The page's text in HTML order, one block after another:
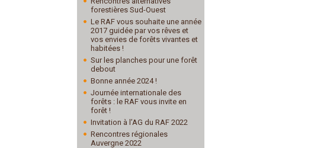
forestières Sud-Ouest
Le RAF vous souhaite une année
2017 guidée par vos rêves et
vos envies de forêts vivantes et
habitées !
Sur les planches pour une forêt
debout
Bonne année 2024 !
Journée internationale des
forêts : le RAF vous invite en
forêt !
Invitation à l’AG du RAF 2022
Rencontres régionales
Auvergne 2022